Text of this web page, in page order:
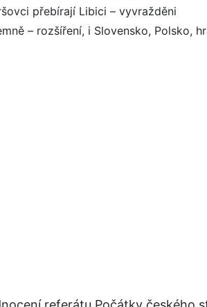
přebírají Libici – vyvražděni
– rozšíření, i Slovensko, Polsko,